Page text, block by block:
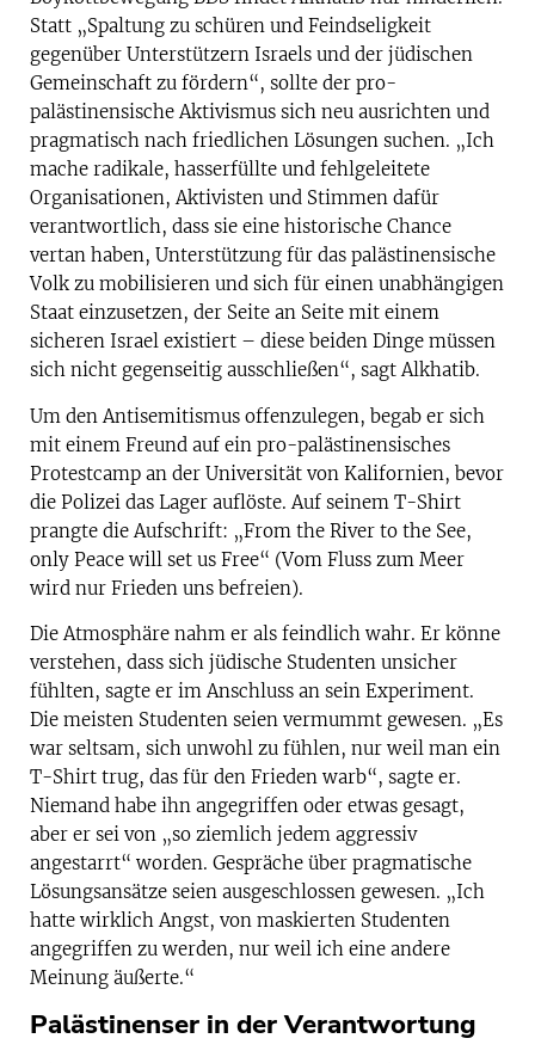
Statt „Spaltung zu schüren und Feindseligkeit
gegenüber Unterstützern Israels und der jüdischen
Gemeinschaft zu fördern“, sollte der pro-
palästinensische Aktivismus sich neu ausrichten und
pragmatisch nach friedlichen Lösungen suchen. „Ich
mache radikale, hasserfüllte und fehlgeleitete
Organisationen, Aktivisten und Stimmen dafür
verantwortlich, dass sie eine historische Chance
vertan haben, Unterstützung für das palästinensische
Volk zu mobilisieren und sich für einen unabhängigen
Staat einzusetzen, der Seite an Seite mit einem
sicheren Israel existiert – diese beiden Dinge müssen
sich nicht gegenseitig ausschließen“, sagt Alkhatib.
Um den Antisemitismus offenzulegen, begab er sich
mit einem Freund auf ein pro-palästinensisches
Protestcamp an der Universität von Kalifornien, bevor
die Polizei das Lager auflöste. Auf seinem T-Shirt
prangte die Aufschrift: „From the River to the See,
only Peace will set us Free“ (Vom Fluss zum Meer
wird nur Frieden uns befreien).
Die Atmosphäre nahm er als feindlich wahr. Er könne
verstehen, dass sich jüdische Studenten unsicher
fühlten, sagte er im Anschluss an sein Experiment.
Die meisten Studenten seien vermummt gewesen. „Es
war seltsam, sich unwohl zu fühlen, nur weil man ein
T-Shirt trug, das für den Frieden warb“, sagte er.
Niemand habe ihn angegriffen oder etwas gesagt,
aber er sei von „so ziemlich jedem aggressiv
angestarrt“ worden. Gespräche über pragmatische
Lösungsansätze seien ausgeschlossen gewesen. „Ich
hatte wirklich Angst, von maskierten Studenten
angegriffen zu werden, nur weil ich eine andere
Meinung äußerte.“
Palästinenser in der Verantwortung